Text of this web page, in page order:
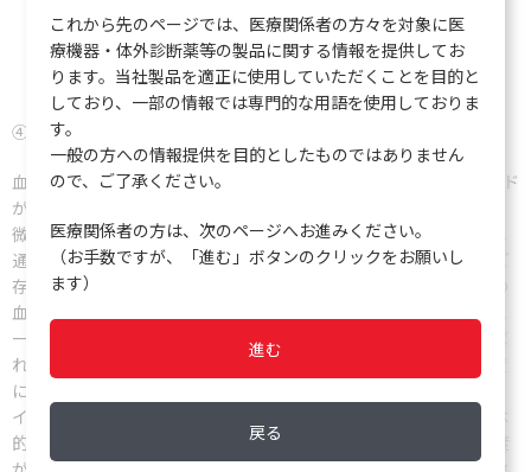
6C コントロール
④ 測定モード間差の確認
血球計数装置には、自動測定、マニュアル測定の2種類の測定モード
が搭載されています。大量検体処理には自動測定モードを使用し、
微量検体やSTAT検体にはマニュアル測定モードを使用しています。
通常、それらの測定モードには測定モード間差が存在することをご
存じでしょうか。測定される全血検体は、周知の通り赤血球などの
血球成分とタンパクを含む血漿成分から成り、陰圧状態の細いチュ
ーブの中をゆっくりと流れながら血液サンプリングバルブまで運ば
れます。血球成分は、それぞれ比重が異なり、また、タンパク濃度
により粘性も変わります。このような性状の特性から、チューブラ
インの長さが異なる測定モードでは、測定値の差が生じます。具体
的には、比重の軽い血小板はラインの中を早く流れ、タンパク濃度
これから先のページでは、医療関係者の方々を対象に医
療機器・体外診断薬等の製品に関する情報を提供してお
ります。当社製品を適正に使用していただくことを目的と
しており、一部の情報では専門的な用語を使用しておりま
す。
一般の方への情報提供を目的としたものではありません
ので、ご了承ください。
医療関係者の方は、次のページへお進みください。
（お手数ですが、「進む」ボタンのクリックをお願いし
ます）
進む
戻る